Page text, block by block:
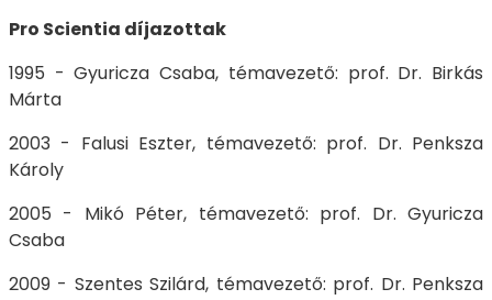
Pro Scientia díjazottak
1995 - Gyuricza Csaba, témavezető: prof. Dr. Birkás
Márta
2003 - Falusi Eszter, témavezető: prof. Dr. Penksza
Károly
2005 - Mikó Péter, témavezető: prof. Dr. Gyuricza
Csaba
2009 - Szentes Szilárd, témavezető: prof. Dr. Penksza